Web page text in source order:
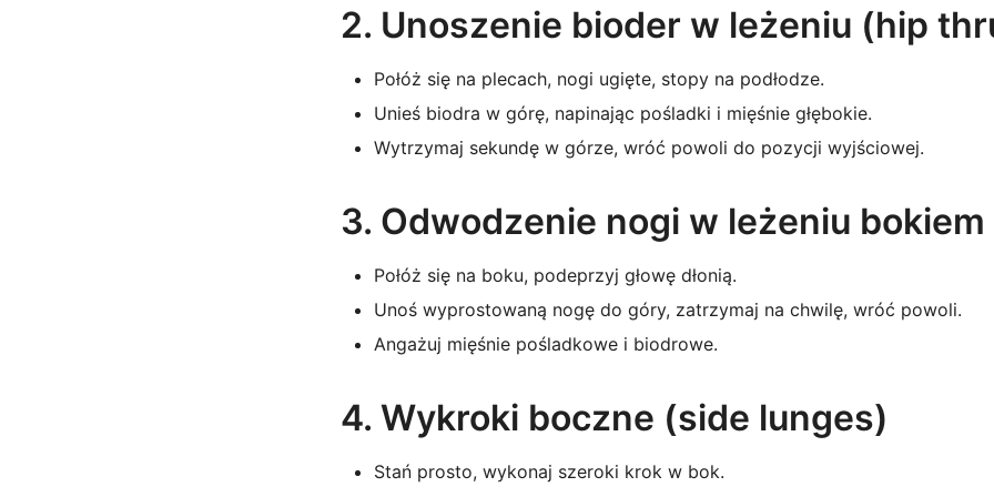
2. Unoszenie bioder w leżeniu (hip
Połóż się na plecach, nogi ugięte, stopy na podłodze.
Unieś biodra w górę, napinając pośladki i mięśnie głębokie.
Wytrzymaj sekundę w górze, wróć powoli do pozycji wyjściowej.
3. Odwodzenie nogi w leżeniu bokiem
Połóż się na boku, podeprzyj głowę dłonią.
Unoś wyprostowaną nogę do góry, zatrzymaj na chwilę, wróć powoli.
Angażuj mięśnie pośladkowe i biodrowe.
4. Wykroki boczne (side lunges)
Stań prosto, wykonaj szeroki krok w bok.